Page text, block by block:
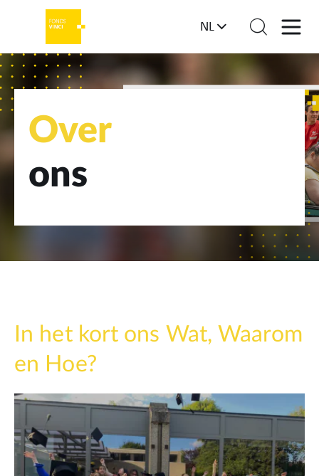
NL
Over
ons
In het kort ons Wat, Waarom
en Hoe?